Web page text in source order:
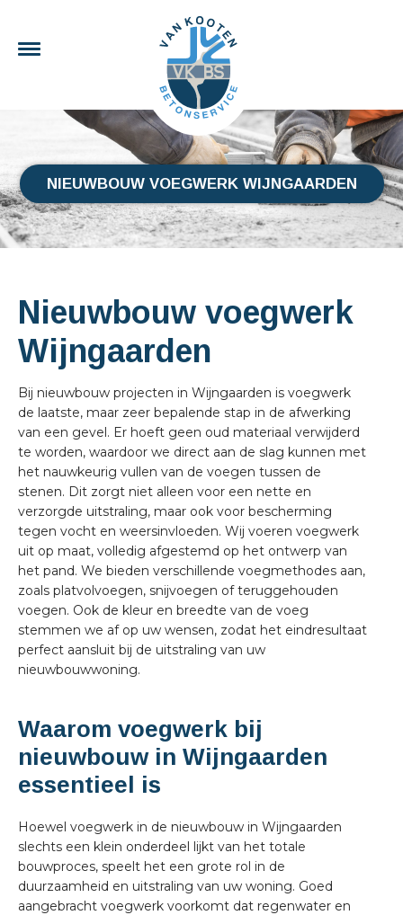
NIEUWBOUW VOEGWERK WIJNGAARDEN
Nieuwbouw voegwerk
Wijngaarden
Bij nieuwbouw projecten in Wijngaarden is voegwerk
de laatste, maar zeer bepalende stap in de afwerking
van een gevel. Er hoeft geen oud materiaal verwijderd
te worden, waardoor we direct aan de slag kunnen met
het nauwkeurig vullen van de voegen tussen de
stenen. Dit zorgt niet alleen voor een nette en
verzorgde uitstraling, maar ook voor bescherming
tegen vocht en weersinvloeden. Wij voeren voegwerk
uit op maat, volledig afgestemd op het ontwerp van
het pand. We bieden verschillende voegmethodes aan,
zoals platvolvoegen, snijvoegen of teruggehouden
voegen. Ook de kleur en breedte van de voeg
stemmen we af op uw wensen, zodat het eindresultaat
perfect aansluit bij de uitstraling van uw
nieuwbouwwoning.
Waarom voegwerk bij
nieuwbouw in Wijngaarden
essentieel is
Hoewel voegwerk in de nieuwbouw in Wijngaarden
slechts een klein onderdeel lijkt van het totale
bouwproces, speelt het een grote rol in de
duurzaamheid en uitstraling van uw woning. Goed
aangebracht voegwerk voorkomt dat regenwater en